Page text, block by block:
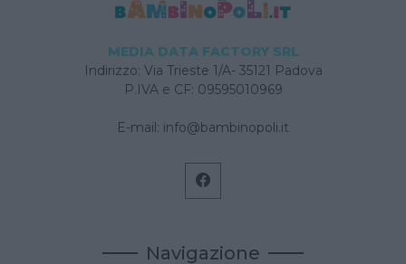
MEDIA DATA FACTORY SRL
Indirizzo: Via Trieste 1/A- 35121 Padova
P.IVA e CF: 09595010969
E-mail: info@bambinopoli.it
Navigazione